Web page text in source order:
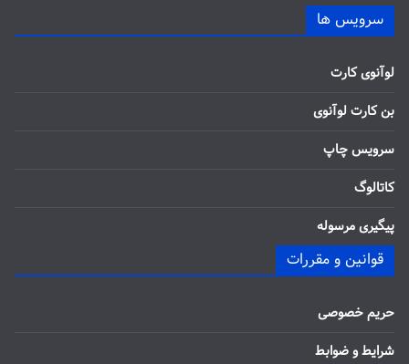
سرویس ها
لوآنوی کارت
بن کارت لوآنوی
سرویس چاپ
کاتالوگ
پیگیری مرسوله
قوانین و مقررات
حریم خصوصی
شرایط و ضوابط